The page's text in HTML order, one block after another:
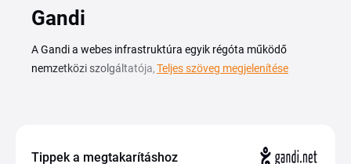
Gandi
A Gandi a webes infrastruktúra egyik régóta működő
nemzetközi szolgáltatója, amely domainregisztrációval, e-
Teljes szöveg megjelenítése
Tippek a megtakarításhoz